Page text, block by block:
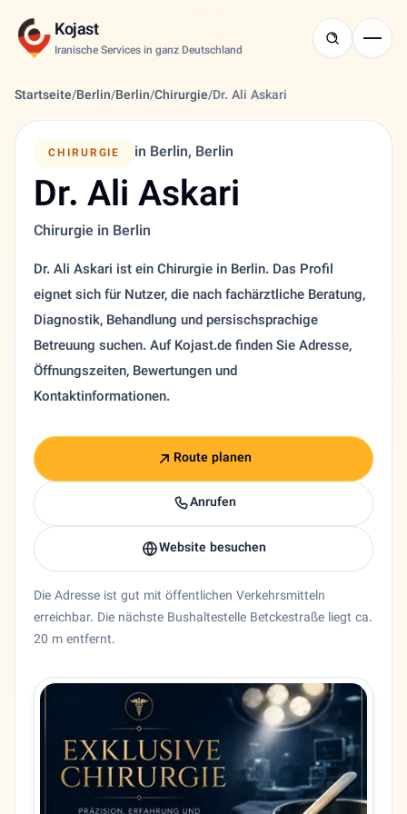
Kojast
Iranische Services in ganz Deutschland
Startseite/Berlin/Berlin/Chirurgie/Dr. Ali Askari
CHIRURGIE in Berlin, Berlin
Dr. Ali Askari
Chirurgie in Berlin
Dr. Ali Askari ist ein Chirurgie in Berlin. Das Profil
eignet sich für Nutzer, die nach fachärztliche Beratung,
Diagnostik, Behandlung und persischsprachige
Betreuung suchen. Auf Kojast.de finden Sie Adresse,
Öffnungszeiten, Bewertungen und
Kontaktinformationen.
Route planen
Anrufen
Website besuchen
Die Adresse ist gut mit öffentlichen Verkehrsmitteln
erreichbar. Die nächste Bushaltestelle Betckestraße liegt ca.
20 m entfernt.
Chirurgie Dr. Ali Askari in Berlin, Berlin. 🇩🇪 Dr. med. Ali
Bundesland
Berlin
Stadt
Berlin
Adresse